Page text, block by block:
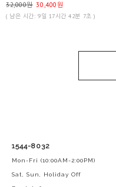
32,000원 30,400원
( 남은 시간: 9일 17시간 42분 7초 )
1544-8032
Mon-Fri (10:00AM-2:00PM)
Sat, Sun, Holiday Off